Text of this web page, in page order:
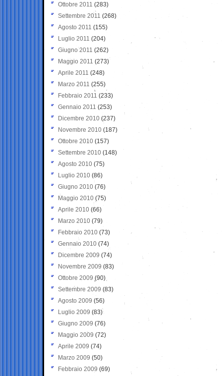
Ottobre 2011 (283)
Settembre 2011 (268)
Agosto 2011 (155)
Luglio 2011 (204)
Giugno 2011 (262)
Maggio 2011 (273)
Aprile 2011 (248)
Marzo 2011 (255)
Febbraio 2011 (233)
Gennaio 2011 (253)
Dicembre 2010 (237)
Novembre 2010 (187)
Ottobre 2010 (157)
Settembre 2010 (148)
Agosto 2010 (75)
Luglio 2010 (86)
Giugno 2010 (76)
Maggio 2010 (75)
Aprile 2010 (66)
Marzo 2010 (79)
Febbraio 2010 (73)
Gennaio 2010 (74)
Dicembre 2009 (74)
Novembre 2009 (83)
Ottobre 2009 (90)
Settembre 2009 (83)
Agosto 2009 (56)
Luglio 2009 (83)
Giugno 2009 (76)
Maggio 2009 (72)
Aprile 2009 (74)
Marzo 2009 (50)
Febbraio 2009 (69)